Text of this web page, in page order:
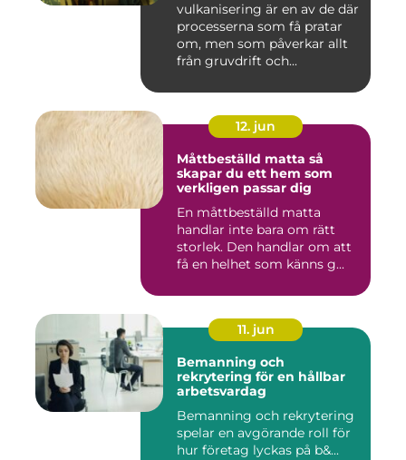
vulkanisering är en av de där
processerna som få pratar
om, men som påverkar allt
från gruvdrift och...
12. jun
Måttbeställd matta så
skapar du ett hem som
verkligen passar dig
En måttbeställd matta
handlar inte bara om rätt
storlek. Den handlar om att
få en helhet som känns g...
11. jun
Bemanning och
rekrytering för en hållbar
arbetsvardag
Bemanning och rekrytering
spelar en avgörande roll för
hur företag lyckas på b&...